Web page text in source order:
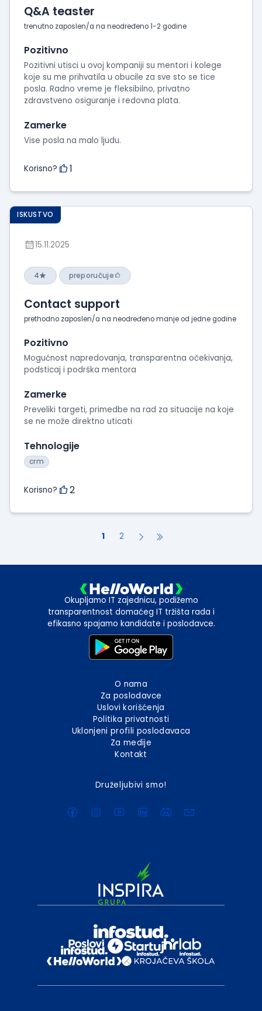
Q&A teaster
trenutno zaposlen/a na neodređeno 1-2 godine
Pozitivno
Pozitivni utisci u ovoj kompaniji su mentori i kolege
koje su me prihvatila u obucile za sve sto se tice
posla. Radno vreme je fleksibilno, privatno
zdravstveno osiguranje i redovna plata.
Zamerke
Vise posla na malo ljudu.
Korisno? 1
ISKUSTVO
15.11.2025
4 preporučuje
Contact support
prethodno zaposlen/a na neodređeno manje od jedne godine
Pozitivno
Mogućnost napredovanja, transparentna očekivanja,
podsticaj i podrška mentora
Zamerke
Preveliki targeti, primedbe na rad za situacije na koje
se ne može direktno uticati
Tehnologije
crm
Korisno? 2
1 2
Okupljamo IT zajednicu, podižemo
transparentnost domaćeg IT tržišta rada i
efikasno spajamo kandidate i poslodavce.
O nama
Za poslodavce
Uslovi korišćenja
Politika privatnosti
Uklonjeni profili poslodavaca
Za medije
Kontakt
Druželjubivi smo!